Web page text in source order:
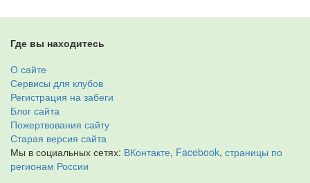
Где вы находитесь
О сайте
Сервисы для клубов
Регистрация на забеги
Блог сайта
Пожертвования сайту
Старая версия сайта
Мы в социальных сетях: ВКонтакте, Facebook, страницы по
регионам России